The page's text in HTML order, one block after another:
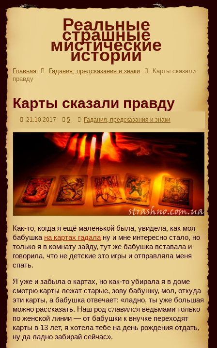
Реальные
страшные
мистические
истории
Главная Гадания, предсказания и знаки
Карты сказали
правду
Карты сказали правду
21.10.2017 5 Гадания, предсказания и знаки
Как-то, когда я ещё маленькой была, увидела, как моя
бабушка на картах гадала ну и мне интересно стало, но
только я в комнату зайду, тут же бабушка вставала и
говорила, что не детские это игры и отправляла меня
спать.
Я уже и забыла о картах, но как-то убирала я в доме
смотрю карты лежат старые, зову бабушку, мол, откуда
эти карты, а бабушка отвечает: «ладно, ты уже большая
можно рассказать. Наш род славился ведьмами только
по женской линии — от бабушки к внучке переходят
карты в 13 лет, я хотела тебе на день рождения отдать,
ну да ладно забирай сейчас».